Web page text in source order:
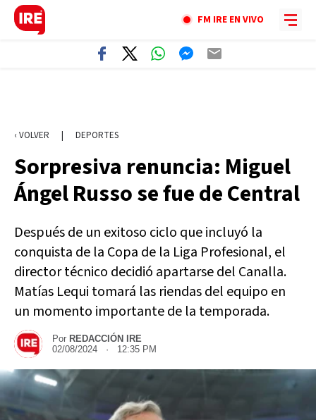
FM IRE EN VIVO
‹ VOLVER | DEPORTES
Sorpresiva renuncia: Miguel
Ángel Russo se fue de Central
Después de un exitoso ciclo que incluyó la
conquista de la Copa de la Liga Profesional, el
director técnico decidió apartarse del Canalla.
Matías Lequi tomará las riendas del equipo en
un momento importante de la temporada.
Por REDACCIÓN IRE
02/08/2024 · 12:35 PM